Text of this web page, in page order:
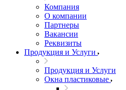
Компания
О компании
Партнеры
Вакансии
Реквизиты
Продукция и Услуги
Продукция и Услуги
Окна пластиковые